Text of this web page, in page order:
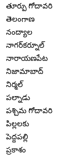
తూర్పు గోదావరి
తెలంగాణ
నంద్యాల
నాగర్‌కర్నూల్
నారాయణపేట
నిజామాబాద్
నిర్మల్
పల్నాడు
పశ్చిమ గోదావరి
పిల్లలకు
పెద్దపల్లి
ప్రకాశం